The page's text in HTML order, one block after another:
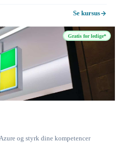
Se kursus
Gratis for ledige*
og styrk dine kompetencer